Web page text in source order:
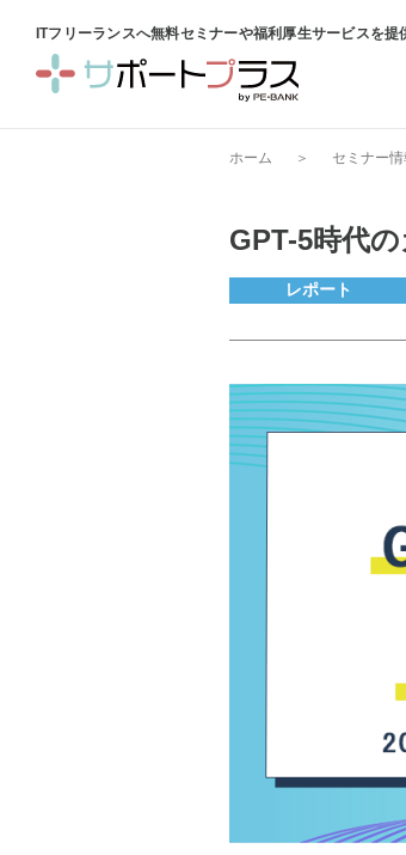
ITフリーランスへ無料セミナーや福利厚生サービスを提
ホーム ＞ セミナー情
GPT-5時代
レポート